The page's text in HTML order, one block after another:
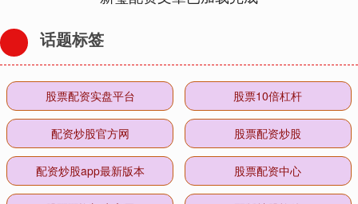
话题标签
股票配资实盘平台 股票10倍杠杆
配资炒股官方网 股票配资炒股
配资炒股app最新版本 股票配资中心